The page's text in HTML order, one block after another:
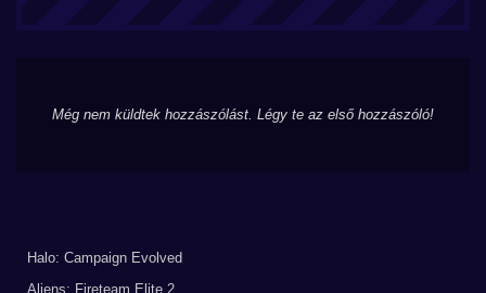
Még nem küldtek hozzászólást. Légy te az első hozzászóló!
Halo: Campaign Evolved
Aliens: Fireteam Elite 2